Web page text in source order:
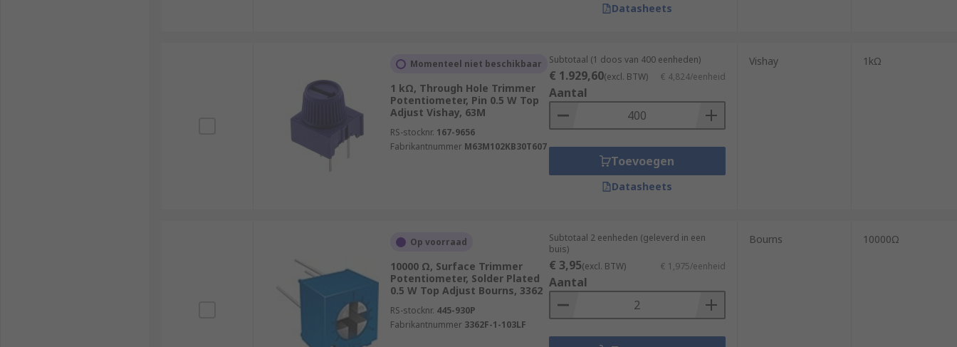
Datasheets
Momenteel niet beschikbaar
1 kΩ, Through Hole Trimmer
Potentiometer, Pin 0.5 W Top
Adjust Vishay, 63M
RS-stocknr. 167-9656
Fabrikantnummer M63M102KB30T607
Subtotaal (1 doos van 400 eenheden)
€ 1.929,60(excl. BTW) € 4,824/eenheid
Aantal
Toevoegen
Datasheets
Vishay 1kΩ
Op voorraad
10000 Ω, Surface Trimmer
Potentiometer, Solder Plated
0.5 W Top Adjust Bourns, 3362
RS-stocknr. 445-930P
Fabrikantnummer 3362F-1-103LF
Subtotaal 2 eenheden (geleverd in een
buis)
€ 3,95(excl. BTW) € 1,975/eenheid
Aantal
Bourns 10000Ω